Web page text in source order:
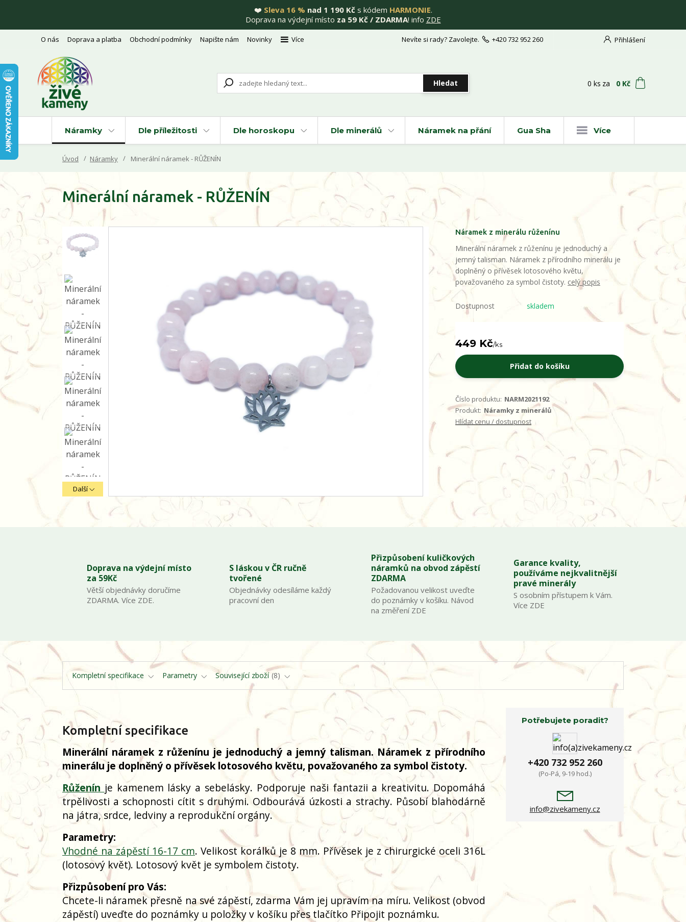
❤️ Sleva 16 % nad 1 190 Kčs kódem HARMONIE.
Doprava na výdejní místo za 59 Kč / ZDARMA! info ZDE
O nás Doprava a platba Obchodní podmínky Napište nám Novinky Více Přihlášení
Hledat
Nevíte si rady? Zavolejte. +420 732 952 260
0 ks za 0 Kč
Náramky Dle příležitosti Dle horoskopu Dle minerálů Náramek na přání Gua Sha Více
Úvod Náramky Minerální náramek - RŮŽENÍN
Minerální náramek - RŮŽENÍN
Další
Náramek z minerálu růženínu
Minerální náramek z růženínu je jednoduchý a
jemný talisman. Náramek z přírodního minerálu je
doplněný o přívěsek lotosového květu,
považovaného za symbol čistoty. celý popis
Dostupnost skladem
449 Kč/ks
Přidat do košíku
Číslo produktu: NARM2021192
Produkt: Náramky z minerálů
Hlídat cenu / dostupnost
Doprava na výdejní místo
za 59Kč
Větší objednávky doručíme
ZDARMA. Více ZDE.
S láskou v ČR ručně
tvořené
Objednávky odesíláme každý
pracovní den
Přizpůsobení kuličkových
náramků na obvod zápěstí
ZDARMA
Požadovanou velikost uveďte
do poznámky v košíku. Návod
na změření ZDE
Garance kvality,
používáme nejkvalitnější
pravé minerály
S osobním přístupem k Vám.
Více ZDE
Kompletní specifikace Parametry Související zboží 8
Kompletní specifikace
Minerální náramek z růženínu je jednoduchý a jemný talisman. Náramek z přírodního
minerálu je doplněný o přívěsek lotosového květu, považovaného za symbol čistoty.
Růženín je kamenem lásky a sebelásky. Podporuje naši fantazii a kreativitu. Dopomáhá
trpělivosti a schopnosti cítit s druhými. Odbourává úzkosti a strachy. Působí blahodárně
na játra, srdce, ledviny a reprodukční orgány.
Parametry:
Vhodné na zápěstí 16-17 cm. Velikost korálků je 8 mm. Přívěsek je z chirurgické oceli 316L
(lotosový květ). Lotosový květ je symbolem čistoty.
Přizpůsobení pro Vás:
Chcete-li náramek přesně na své zápěstí, zdarma Vám jej upravím na míru. Velikost (obvod
zápěstí) uveďte do poznámky u položky v košíku přes tlačítko Připojit poznámku.
Potřebujete poradit?
+420 732 952 260
(Po-Pá, 9-19 hod.)
info@zivekameny.cz